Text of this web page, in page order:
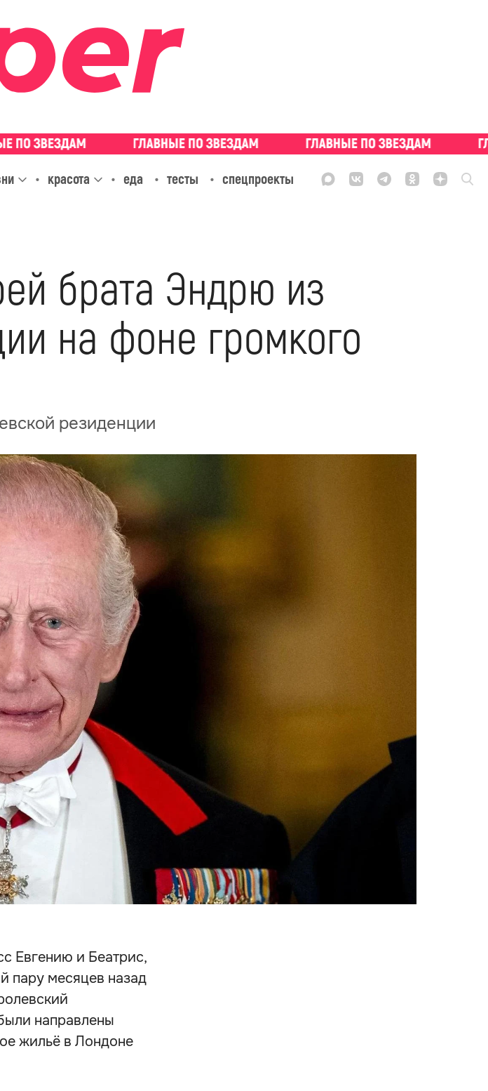
красота еда тесты спецпроекты
брата Эндрю из
на фоне громкого
резиденции
Евгению и Беатрис,
пару месяцев назад
направлены
жильё в Лондоне